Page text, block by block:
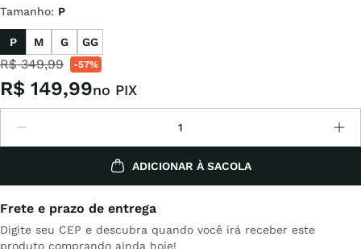
Tamanho: P
P M G GG
R$ 349,99 -57%
R$ 149,99no PIX
ADICIONAR À SACOLA